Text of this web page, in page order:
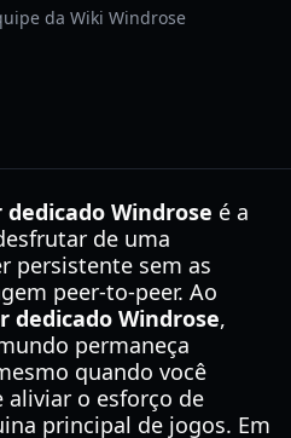
da Wiki Windrose
Windrose é a
de uma
persistente sem as
peer-to-peer. Ao
dedicado Windrose,
permaneça
quando você
o esforço de
principal de jogos. Em